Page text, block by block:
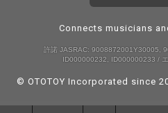
Connects musicians
許諾 JASRAC: 9008872001Y30005,
ID000000232, ID000000233 /
© OTOTOY Incorporated since